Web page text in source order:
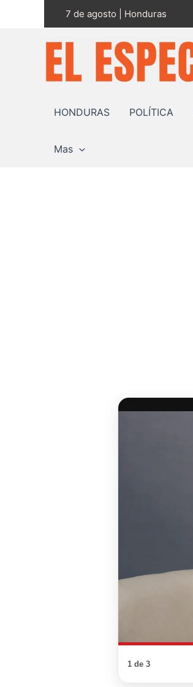
7 de agosto | Honduras
HONDURAS POLÍTICA
Mas
1 de 3